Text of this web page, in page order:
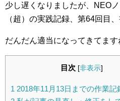
少し遅くなりましたが、NEO
（超）の実践記録、第64回目
だんだん適当になってきてま
目次 [非表示]
1 2018年11月13日までの作業記